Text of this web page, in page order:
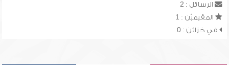
الرسائل : 2
المقيميّن : 1
في خزائن : 0